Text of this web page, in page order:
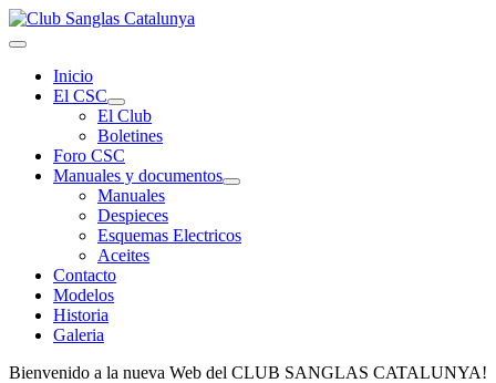
Inicio
El CSC
El Club
Boletines
Foro CSC
Manuales y documentos
Manuales
Despieces
Esquemas Electricos
Aceites
Contacto
Modelos
Historia
Galeria
Bienvenido a la nueva Web del CLUB SANGLAS CATALUNYA!